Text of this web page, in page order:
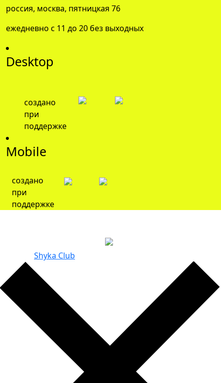
россия, москва, пятницкая 76
ежедневно с 11 до 20 без выходных
Desktop
создано
при
поддержке
Mobile
создано
при
поддержке
Shyka Club